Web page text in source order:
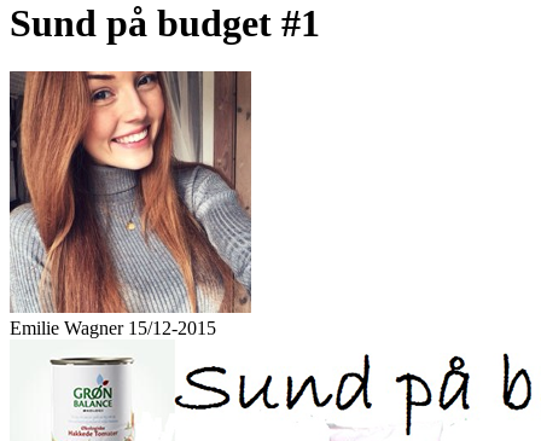
Sund på budget #1
Emilie Wagner 15/12-2015